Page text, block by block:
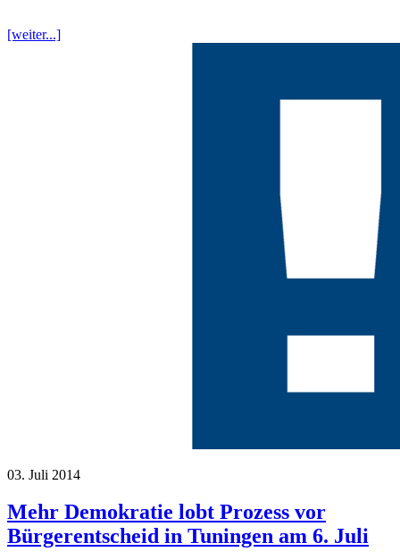
[weiter...]
03. Juli 2014
Mehr Demokratie lobt Prozess vor
Bürgerentscheid in Tuningen am 6. Juli